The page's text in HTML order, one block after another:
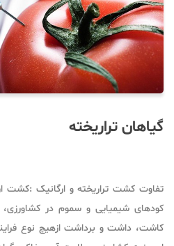
گیاهان تراریخته
تفاوت کشت تراریخته و ارگانیک
کودهای شیمیایی و سموم در
کاشت، داشت و برداشت ازهیچ نوع